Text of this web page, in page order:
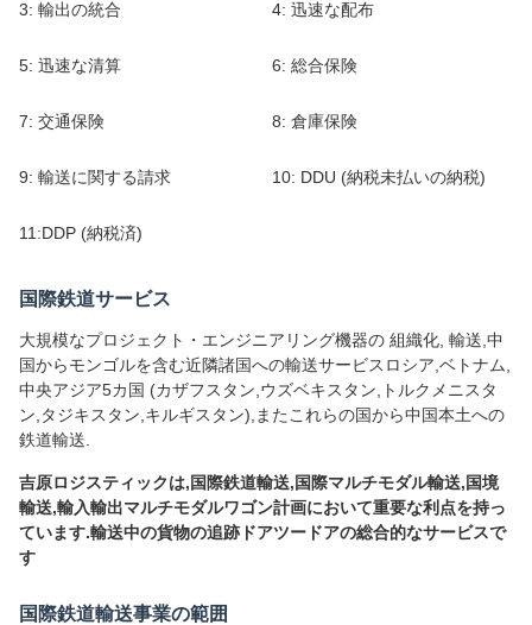
3: 輸出の統合 4: 迅速な配布
5: 迅速な清算 6: 総合保険
7: 交通保険 8: 倉庫保険
9: 輸送に関する請求 10: DDU (納税未払いの納税)
11:DDP (納税済)
国際鉄道サービス
大規模なプロジェクト・エンジニアリング機器の 組織化, 輸送,中
国からモンゴルを含む近隣諸国への輸送サービスロシア,ベトナム,
中央アジア5カ国 (カザフスタン,ウズベキスタン,トルクメニスタ
ン,タジキスタン,キルギスタン),またこれらの国から中国本土への
鉄道輸送.
吉原ロジスティックは,国際鉄道輸送,国際マルチモダル輸送,国境
輸送,輸入輸出マルチモダルワゴン計画において重要な利点を持っ
ています.輸送中の貨物の追跡ドアツードアの総合的なサービスで
す
国際鉄道輸送事業の範囲